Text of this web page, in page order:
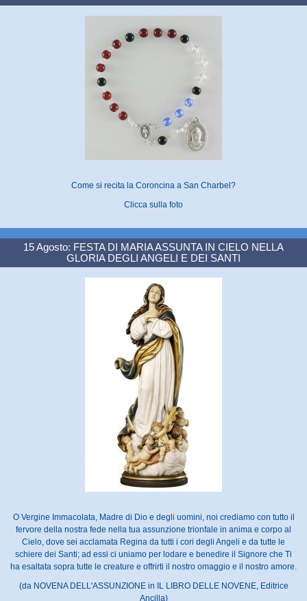
Come si recita la Coroncina a San Charbel?
Clicca sulla foto
15 Agosto: FESTA DI MARIA ASSUNTA IN CIELO NELLA
GLORIA DEGLI ANGELI E DEI SANTI
O Vergine Immacolata, Madre di Dio e degli uomini, noi crediamo con tutto il
fervore della nostra fede nella tua assunzione trionfale in anima e corpo al
Cielo, dove sei acclamata Regina da tutti i cori degli Angeli e da tutte le
schiere dei Santi; ad essi ci uniamo per lodare e benedire il Signore che Ti
ha esaltata sopra tutte le creature e offrirti il nostro omaggio e il nostro amore.
(da NOVENA DELL'ASSUNZIONE in IL LIBRO DELLE NOVENE, Editrice
Ancilla)